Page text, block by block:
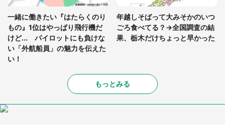
一緒に働きたい『はたらくのり
もの』1位はやっぱり飛行機だ
けど... パイロットにも負けな
い「外航船員」の魅力を伝えた
い！
年越しそばって大みそかのいつ
ごろ食べてる？→全国調査の結
果、栃木だけちょっと早かった
もっとみる